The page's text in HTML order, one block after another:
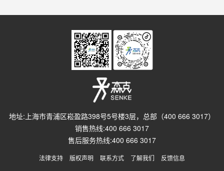
地址:上海市青浦区崧盈路398号5号楼3层，总部（400 666 3017）
销售热线:400 666 3017
售后服务热线:400 666 3017
法律支持 版权声明 联系方式 了解我们 反馈信息